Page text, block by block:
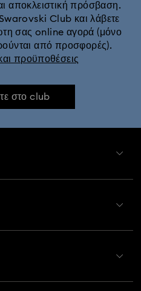
αποκλειστική πρόσβαση.
Club και λάβετε
σας online αγορά (μόνο
από προσφορές).
προϋποθέσεις
στο club